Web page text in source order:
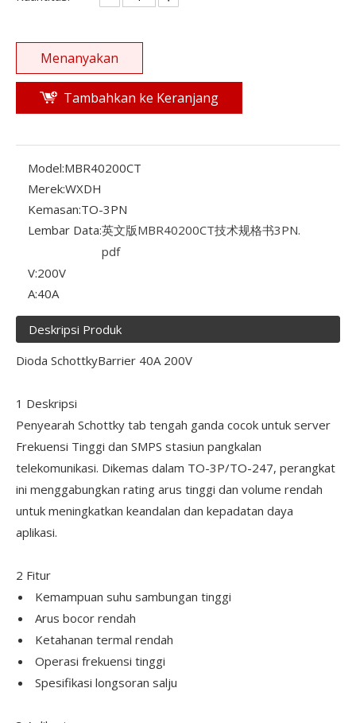
Menanyakan
Tambahkan ke Keranjang
Model:MBR40200CT
Merek:WXDH
Kemasan:TO-3PN
Lembar Data:英文版MBR40200CT技术规格书3PN.
pdf
V:200V
A:40A
Deskripsi Produk
Dioda SchottkyBarrier 40A 200V
1 Deskripsi
Penyearah Schottky tab tengah ganda cocok untuk server
Frekuensi Tinggi dan SMPS stasiun pangkalan
telekomunikasi. Dikemas dalam TO-3P/TO-247, perangkat
ini menggabungkan rating arus tinggi dan volume rendah
untuk meningkatkan keandalan dan kepadatan daya
aplikasi.
2 Fitur
Kemampuan suhu sambungan tinggi
Arus bocor rendah
Ketahanan termal rendah
Operasi frekuensi tinggi
Spesifikasi longsoran salju